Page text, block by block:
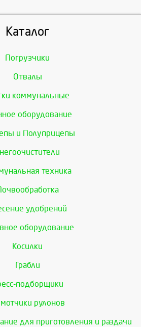
Каталог
Погрузчики
Отвалы
коммунальные
оборудование
и Полуприцепы
техника
удобрений
оборудование
Косилки
Грабли
подборщики
рулонов
для приготовления и раздачи